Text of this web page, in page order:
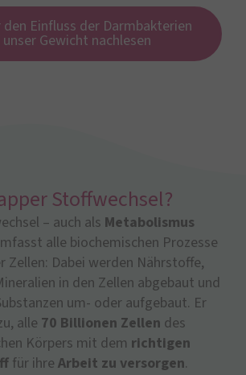
den Einfluss der Darmbakterien
Gewicht nachlesen
Stoffwechsel?
– auch als Metabolismus
alle biochemischen Prozesse
Zellen: Dabei werden Nährstoffe,
in den Zellen abgebaut und
um- oder aufgebaut. Er
alle 70 Billionen Zellen des
Körpers mit dem richtigen
für ihre Arbeit zu versorgen.